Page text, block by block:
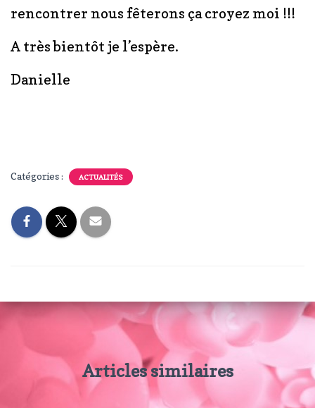
rencontrer nous fêterons ça croyez moi !!!
A très bientôt je l’espère.
Danielle
Catégories : ACTUALITÉS
Articles similaires